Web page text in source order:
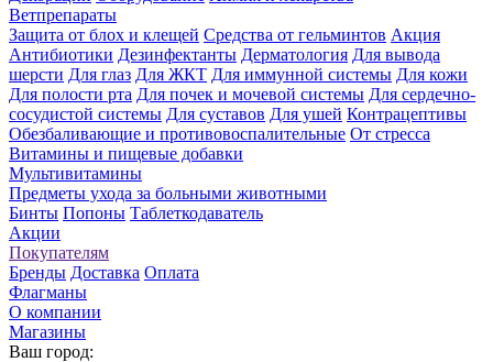
Ветпрепараты
Защита от блох и клещей Средства от гельминтов Акция
Антибиотики Дезинфектанты Дерматология Для вывода
шерсти Для глаз Для ЖКТ Для иммунной системы Для кожи
Для полости рта Для почек и мочевой системы Для сердечно-
сосудистой системы Для суставов Для ушей Контрацептивы
Обезбаливающие и противовоспалительные От стресса
Витамины и пищевые добавки
Мультивитамины
Предметы ухода за больными животными
Бинты Попоны Таблеткодаватель
Акции
Покупателям
Бренды Доставка Оплата
Флагманы
О компании
Магазины
Ваш город: